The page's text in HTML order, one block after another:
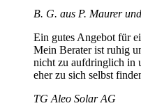
B. G. aus P. Maurer
Ein gutes Angebot für
Mein Berater ist ruhig
nicht zu aufdringlich in
eher zu sich selbst
TG Aleo Solar AG